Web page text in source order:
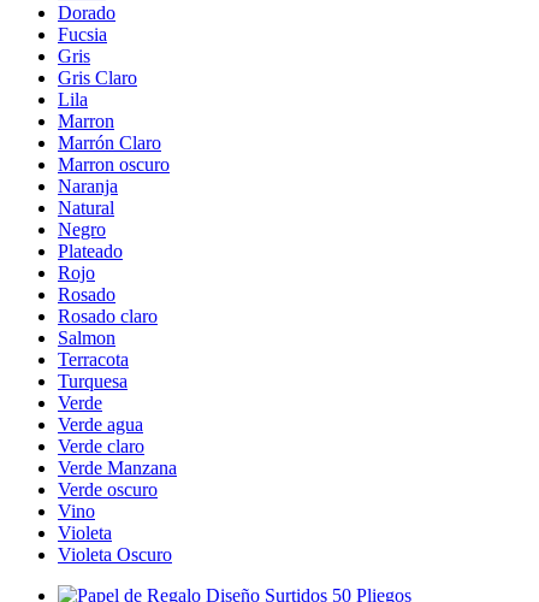
Dorado
Fucsia
Gris
Gris Claro
Lila
Marron
Marrón Claro
Marron oscuro
Naranja
Natural
Negro
Plateado
Rojo
Rosado
Rosado claro
Salmon
Terracota
Turquesa
Verde
Verde agua
Verde claro
Verde Manzana
Verde oscuro
Vino
Violeta
Violeta Oscuro